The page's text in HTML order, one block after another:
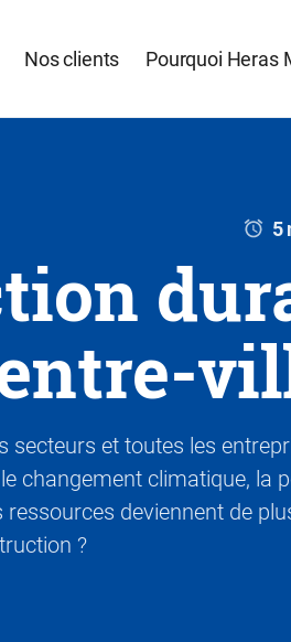
Nos clients Pourquoi Heras
5
secteurs et toutes les
changement climatique, la
deviennent de
?